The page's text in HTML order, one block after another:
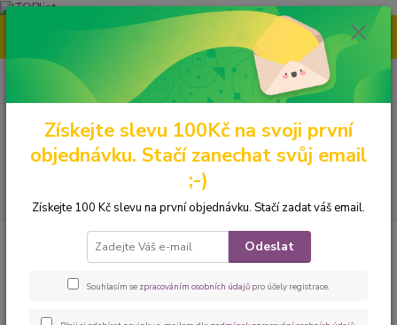
Nenašli jste tu pravou grafiku? Mám jich mnohem víc – napište mi a
společně vybereme tu pravou. 🐾
Menu
CZK 0 Kč
Barva: modro-černý
Získejte slevu 100Kč na svoji první
objednávku. Stačí zanechat svůj email
;-)
Získejte 100 Kč slevu na první objednávku. Stačí zadat váš email.
Odeslat
Souhlasím se zpracováním osobních údajů pro účely registrace.